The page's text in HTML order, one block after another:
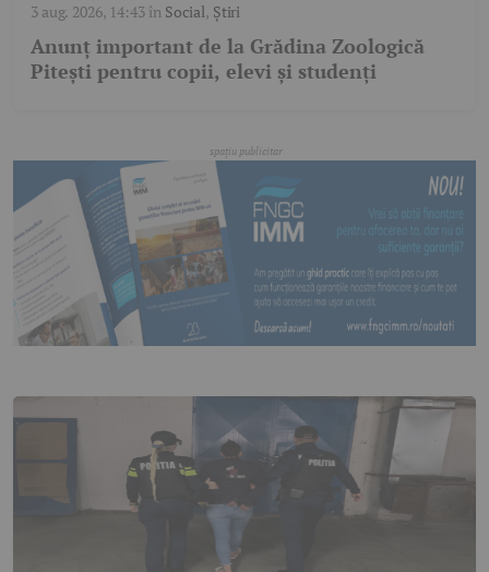
3 aug. 2026, 14:43în Social, Știri
Anunț important de la Grădina Zoologică
Pitești pentru copii, elevi și studenți